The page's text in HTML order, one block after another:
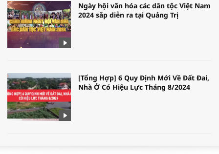
Ngày hội văn hóa các dân tộc Việt Nam
2024 sắp diễn ra tại Quảng Trị
[Tổng Hợp] 6 Quy Định Mới Về Đất Đai,
Nhà Ở Có Hiệu Lực Tháng 8/2024